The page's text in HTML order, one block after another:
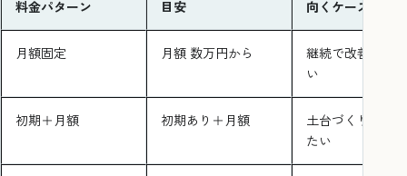
料金パターン 目安 向くケース
月額固定 月額 数万円から
継続で改善を回
い
初期＋月額 初期あり＋月額
土台づくりから
たい